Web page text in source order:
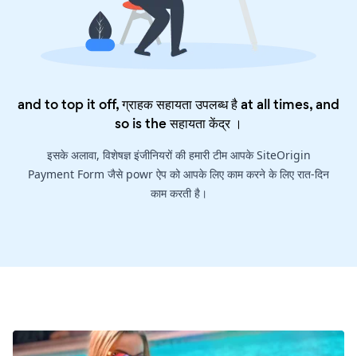
and to top it off, ग्राहक सहायता उपलब्ध है at all times, and
so is theसहायता केंद्र।
इसके अलावा, विशेषज्ञ इंजीनियरों की हमारी टीम आपके SiteOrigin
Payment Form जैसे powr ऐप को आपके लिए काम करने के लिए रात-दिन
काम करती है।